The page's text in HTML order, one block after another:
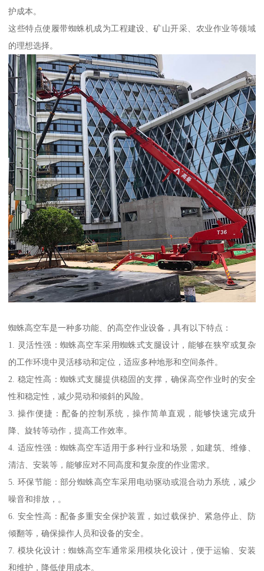
护成本。
这些特点使履带蜘蛛机成为工程建设、矿山开采、农业作业等领域
的理想选择。
蜘蛛高空车是一种多功能、的高空作业设备，具有以下特点：
1. 灵活性强：蜘蛛高空车采用蜘蛛式支腿设计，能够在狭窄或复杂
的工作环境中灵活移动和定位，适应多种地形和空间条件。
2. 稳定性高：蜘蛛式支腿提供稳固的支撑，确保高空作业时的安全
性和稳定性，减少晃动和倾斜的风险。
3. 操作便捷：配备的控制系统，操作简单直观，能够快速完成升
降、旋转等动作，提高工作效率。
4. 适应性强：蜘蛛高空车适用于多种行业和场景，如建筑、维修、
清洁、安装等，能够应对不同高度和复杂度的作业需求。
5. 环保节能：部分蜘蛛高空车采用电动驱动或混合动力系统，减少
噪音和排放，。
6. 安全性高：配备多重安全保护装置，如过载保护、紧急停止、防
倾翻等，确保操作人员和设备的安全。
7. 模块化设计：蜘蛛高空车通常采用模块化设计，便于运输、安装
和维护，降低使用成本。